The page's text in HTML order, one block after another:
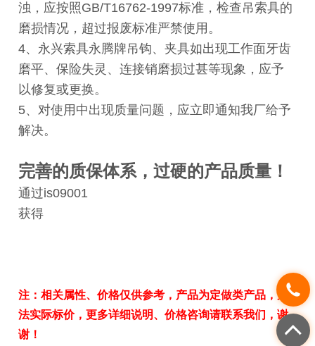
浊，应按照GB/T16762-1997标准，检查吊索具的
磨损情况，超过报废标准严禁使用。
4、永兴索具永腾牌吊钩、夹具如出现工作面牙齿
磨平、保险失灵、连接销磨损过甚等现象，应予
以修复或更换。
5、对使用中出现质量问题，应立即通知我厂给予
解决。
完善的质保体系，过硬的产品质量！
通过is09001
获得
注：相关属性、价格仅供参考，产品为定做类产品，无
法实际标价，更多详细说明、价格咨询请联系我们，谢
谢！